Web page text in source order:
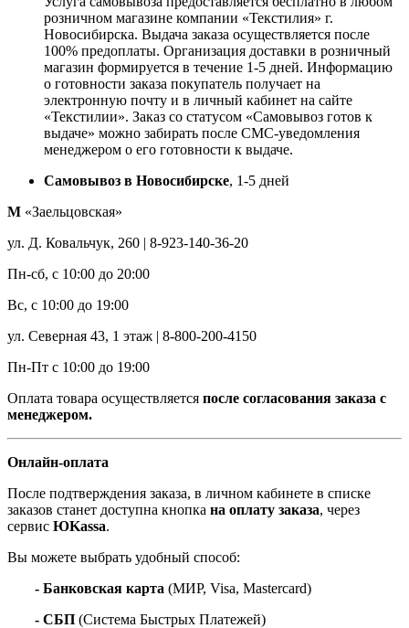
розничном магазине компании «Текстилия» г.
Новосибирска. Выдача заказа осуществляется после
100% предоплаты. Организация доставки в розничный
магазин формируется в течение 1-5 дней. Информацию
о готовности заказа покупатель получает на
электронную почту и в личный кабинет на сайте
«Текстилии». Заказ со статусом «Самовывоз готов к
выдаче» можно забирать после СМС-уведомления
менеджером о его готовности к выдаче.
Самовывоз в Новосибирске, 1-5 дней
М «Заельцовская»
ул. Д. Ковальчук, 260 | 8-923-140-36-20
Пн-сб, с 10:00 до 20:00
Вс, с 10:00 до 19:00
ул. Северная 43, 1 этаж | 8-800-200-4150
Пн-Пт с 10:00 до 19:00
Оплата товара осуществляется после согласования заказа с
менеджером.
Онлайн-оплата
После подтверждения заказа, в личном кабинете в списке
заказов станет доступна кнопка на оплату заказа, через
сервис ЮKassa.
Вы можете выбрать удобный способ:
- Банковская карта (МИР, Visa, Mastercard)
- СБП (Система Быстрых Платежей)